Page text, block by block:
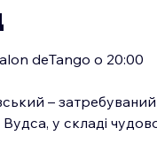
deTango о 20:00
– затребуваний
Вудса, у складі